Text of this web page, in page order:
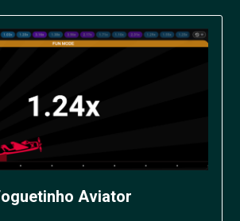
Aviator